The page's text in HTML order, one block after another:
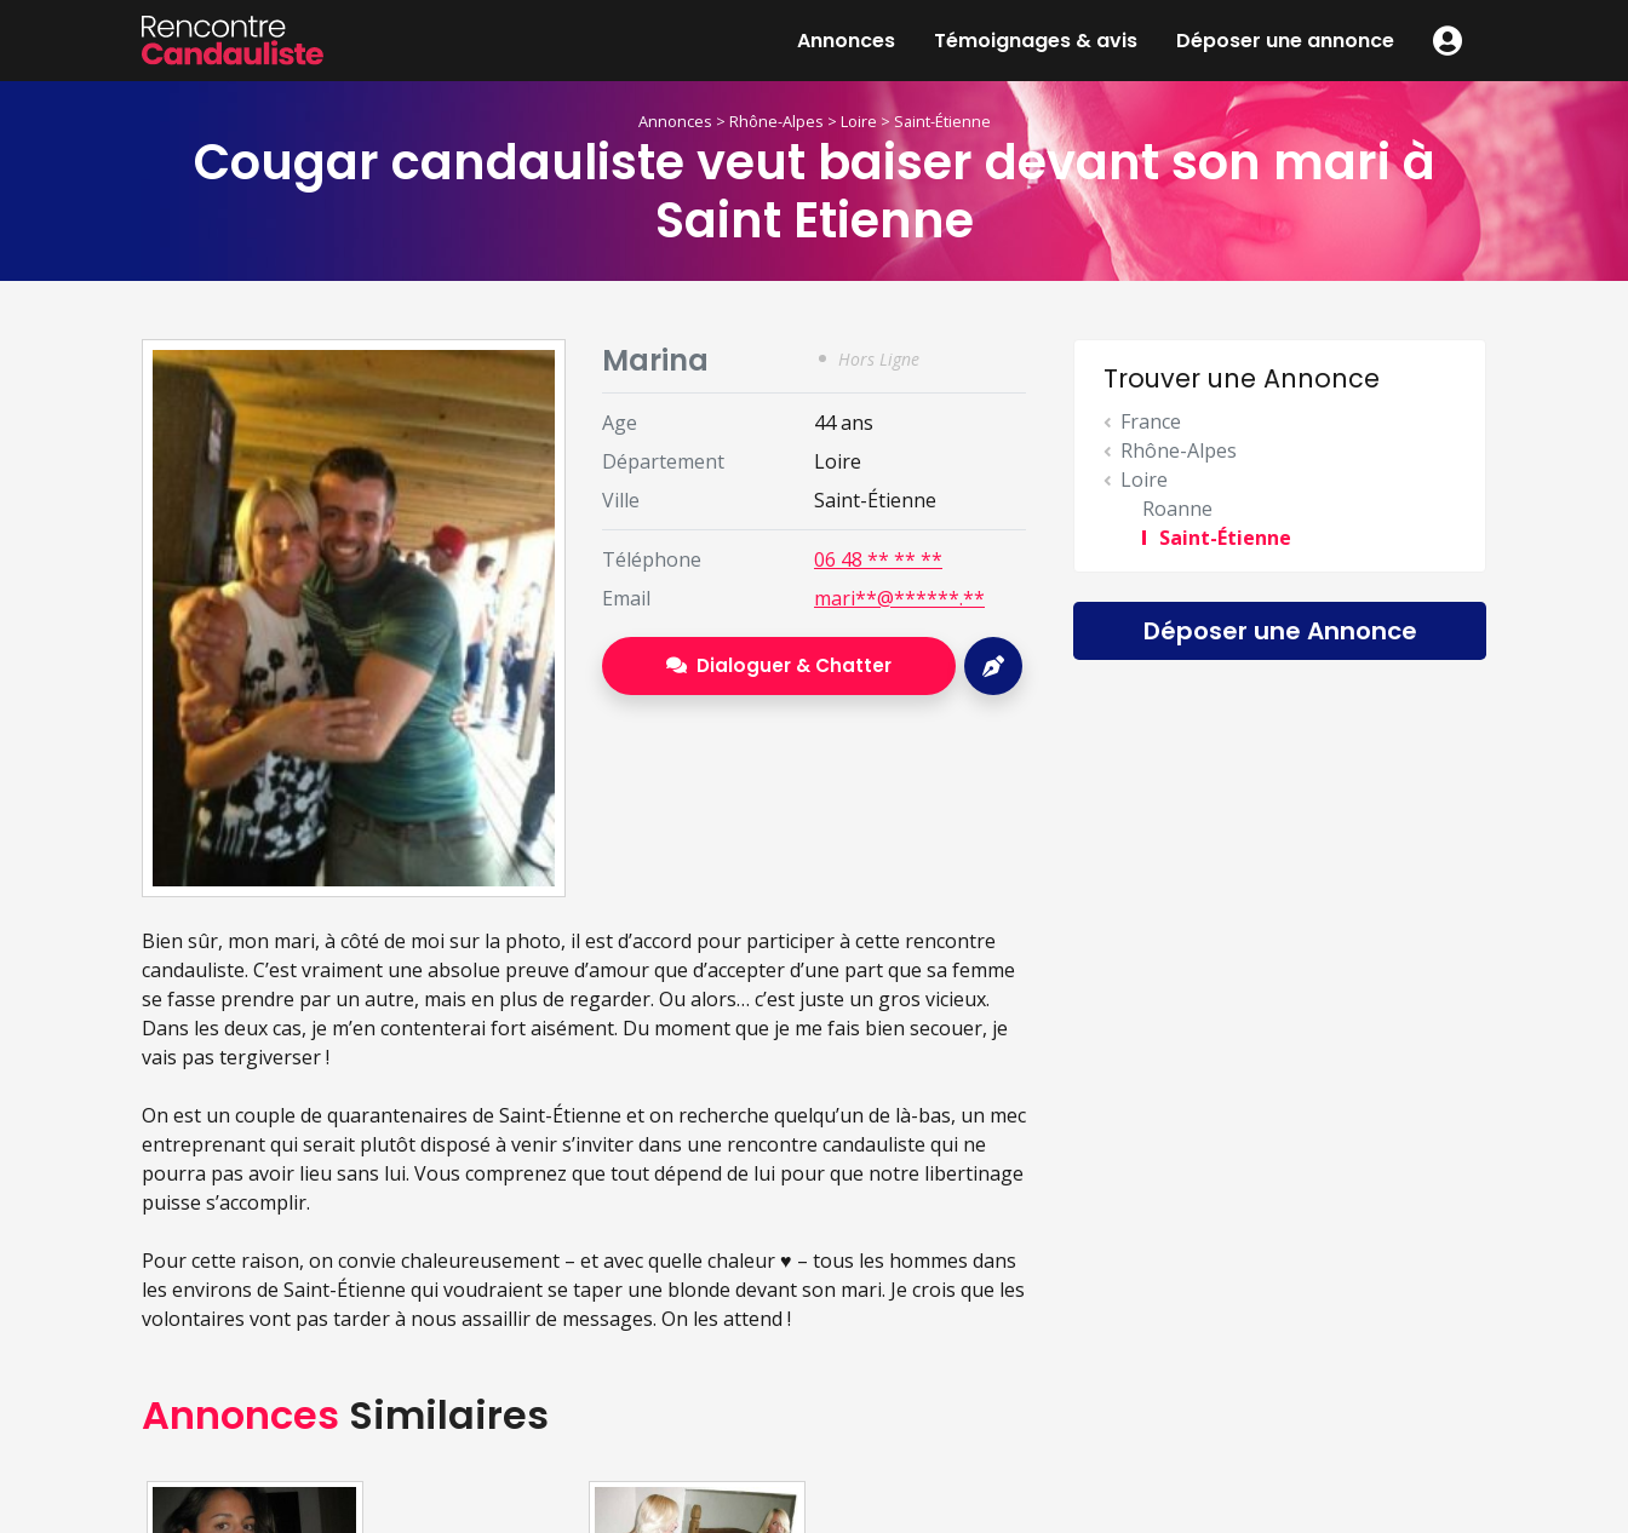
Annonces Témoignages & avis Déposer une annonce
Annonces > Rhône-Alpes > Loire > Saint-Étienne
Cougar candauliste veut baiser devant son mari à
Saint Etienne
Marina Hors Ligne
Age
44 ans
Département
Loire
Ville
Saint-Étienne
Téléphone
06 48 ** ** **
Email
mari**@******.**
Dialoguer & Chatter
Bien sûr, mon mari, à côté de moi sur la photo, il est d’accord pour participer à cette rencontre
candauliste. C’est vraiment une absolue preuve d’amour que d’accepter d’une part que sa femme
se fasse prendre par un autre, mais en plus de regarder. Ou alors… c’est juste un gros vicieux.
Dans les deux cas, je m’en contenterai fort aisément. Du moment que je me fais bien secouer, je
vais pas tergiverser !
On est un couple de quarantenaires de Saint-Étienne et on recherche quelqu’un de là-bas, un mec
entreprenant qui serait plutôt disposé à venir s’inviter dans une rencontre candauliste qui ne
pourra pas avoir lieu sans lui. Vous comprenez que tout dépend de lui pour que notre libertinage
puisse s’accomplir.
Pour cette raison, on convie chaleureusement – et avec quelle chaleur ♥ – tous les hommes dans
les environs de Saint-Étienne qui voudraient se taper une blonde devant son mari. Je crois que les
volontaires vont pas tarder à nous assaillir de messages. On les attend !
Annonces Similaires
Trouver une Annonce
France
Rhône-Alpes
Loire
Roanne
Saint-Étienne
Déposer une Annonce